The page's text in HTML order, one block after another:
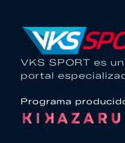
VKS SPORT es
portal
Programa